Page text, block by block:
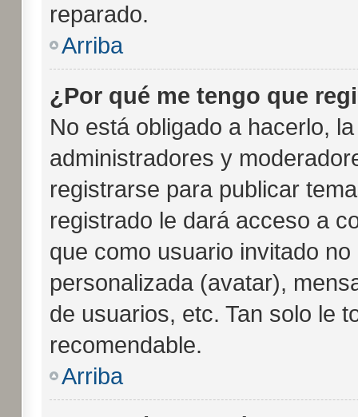
reparado.
Arriba
¿Por qué me tengo que
No está obligado a hacerlo,
administradores y
registrarse para publicar
registrado le dará acceso a
que como usuario invitado
personalizada (avatar),
de usuarios, etc. Tan solo le
recomendable.
Arriba